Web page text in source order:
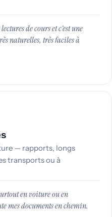
de cours et c’est une
naturelles, très faciles à
— rapports, longs
transports ou à
en voiture ou en
mes documents en chemin.